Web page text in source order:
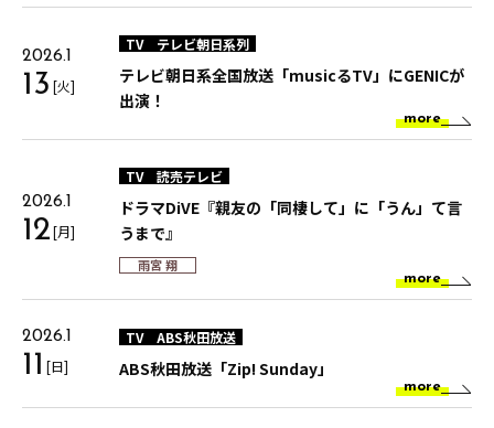
2026.1
13 [火]
TV テレビ朝日系列
テレビ朝日系全国放送「musicるTV」にGENICが
出演！
more
2026.1
12[月]
TV 読売テレビ
ドラマDiVE『親友の「同棲して」に「うん」て言
うまで』
雨宮 翔
more
2026.1
11 [日]
TV ABS秋田放送
ABS秋田放送「Zip! Sunday」
more